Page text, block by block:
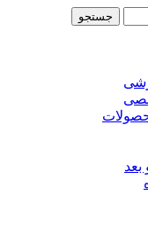
جستجو